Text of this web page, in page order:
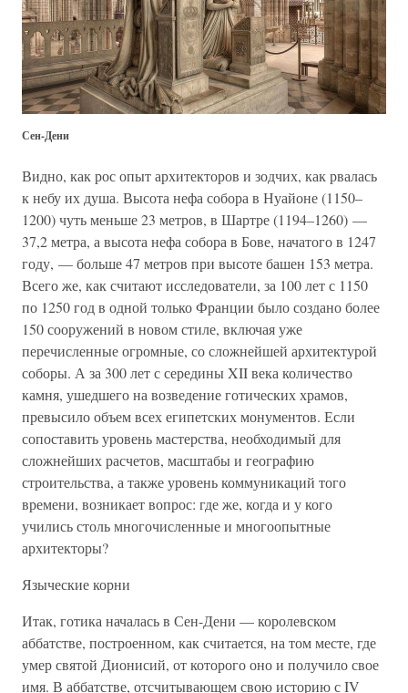
Сен-Дени
Видно, как рос опыт архитекторов и зодчих, как рвалась
к небу их душа. Высота нефа собора в Нуайоне (1150–
1200) чуть меньше 23 метров, в Шартре (1194–1260) —
37,2 метра, а высота нефа собора в Бове, начатого в 1247
году, — больше 47 метров при высоте башен 153 метра.
Всего же, как считают исследователи, за 100 лет с 1150
по 1250 год в одной только Франции было создано более
150 сооружений в новом стиле, включая уже
перечисленные огромные, со сложнейшей архитектурой
соборы. А за 300 лет с середины XII века количество
камня, ушедшего на возведение готических храмов,
превысило объем всех египетских монументов. Если
сопоставить уровень мастерства, необходимый для
сложнейших расчетов, масштабы и географию
строительства, а также уровень коммуникаций того
времени, возникает вопрос: где же, когда и у кого
учились столь многочисленные и многоопытные
архитекторы?
Языческие корни
Итак, готика началась в Сен-Дени — королевском
аббатстве, построенном, как считается, на том месте, где
умер святой Дионисий, от которого оно и получило свое
имя. В аббатстве, отсчитывающем свою историю с IV